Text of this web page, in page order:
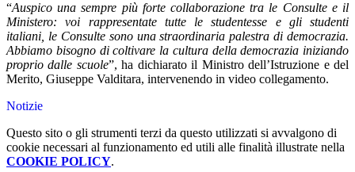
“Auspico una sempre più forte collaborazione tra le Consulte e il
Ministero: voi rappresentate tutte le studentesse e gli studenti
italiani, le Consulte sono una straordinaria palestra di democrazia.
Abbiamo bisogno di coltivare la cultura della democrazia iniziando
proprio dalle scuole”, ha dichiarato il Ministro dell’Istruzione e del
Merito, Giuseppe Valditara, intervenendo in video collegamento.
Notizie
Questo sito o gli strumenti terzi da questo utilizzati si avvalgono di
cookie necessari al funzionamento ed utili alle finalità illustrate nella
COOKIE POLICY.